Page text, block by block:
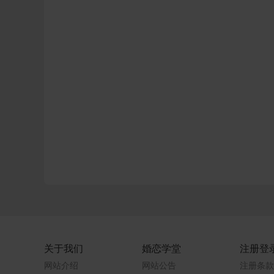
关于我们
网站介绍
婚恋学堂
网站公告
注册登
注册条款